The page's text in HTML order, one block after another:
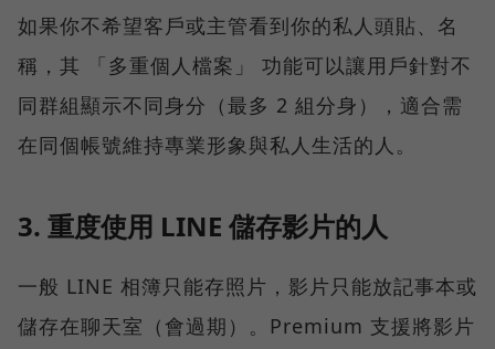
如果你不希望客戶或主管看到你的私人頭貼、名
稱，其 「多重個人檔案」 功能可以讓用戶針對不
同群組顯示不同身分（最多 2 組分身），適合需
在同個帳號維持專業形象與私人生活的人。
3. 重度使用 LINE 儲存影片的人
一般 LINE 相簿只能存照片，影片只能放記事本或
儲存在聊天室（會過期）。Premium 支援將影片